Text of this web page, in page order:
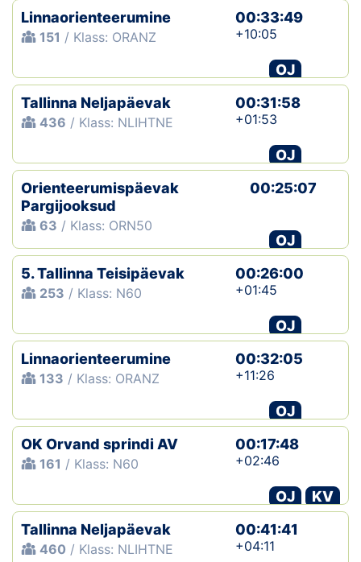
Linnaorienteerumine
151 / Klass: ORANZ
00:33:49
+10:05
OJ
Tallinna Neljapäevak
436 / Klass: NLIHTNE
00:31:58
+01:53
OJ
Orienteerumispäevak
Pargijooksud
63 / Klass: ORN50
00:25:07
OJ
5. Tallinna Teisipäevak
253 / Klass: N60
00:26:00
+01:45
OJ
Linnaorienteerumine
133 / Klass: ORANZ
00:32:05
+11:26
OJ
OK Orvand sprindi AV
161 / Klass: N60
00:17:48
+02:46
OJ
KV
Tallinna Neljapäevak
460 / Klass: NLIHTNE
00:41:41
+04:11